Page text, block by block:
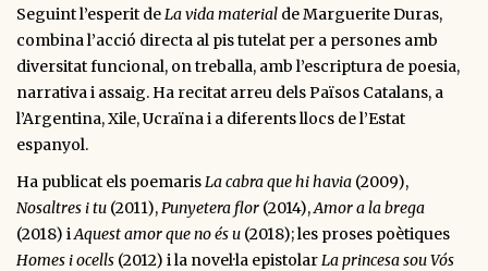
Seguint l’esperit deLa vida material de Marguerite Duras,
combina l’acció directa al pis tutelat per a persones amb
diversitat funcional, on treballa, amb l’escriptura de poesia,
narrativa i assaig. Ha recitat arreu dels Països Catalans, a
l’Argentina, Xile, Ucraïna i a diferents llocs de l’Estat
espanyol.
Ha publicat els poemarisLa cabra que hi havia (2009),
Nosaltres i tu (2011),Punyetera flor (2014),Amor a la brega
(2018) iAquest amor que no és u (2018); les proses poètiques
Homes i ocells (2012) i la novel·la epistolarLa princesa sou Vós